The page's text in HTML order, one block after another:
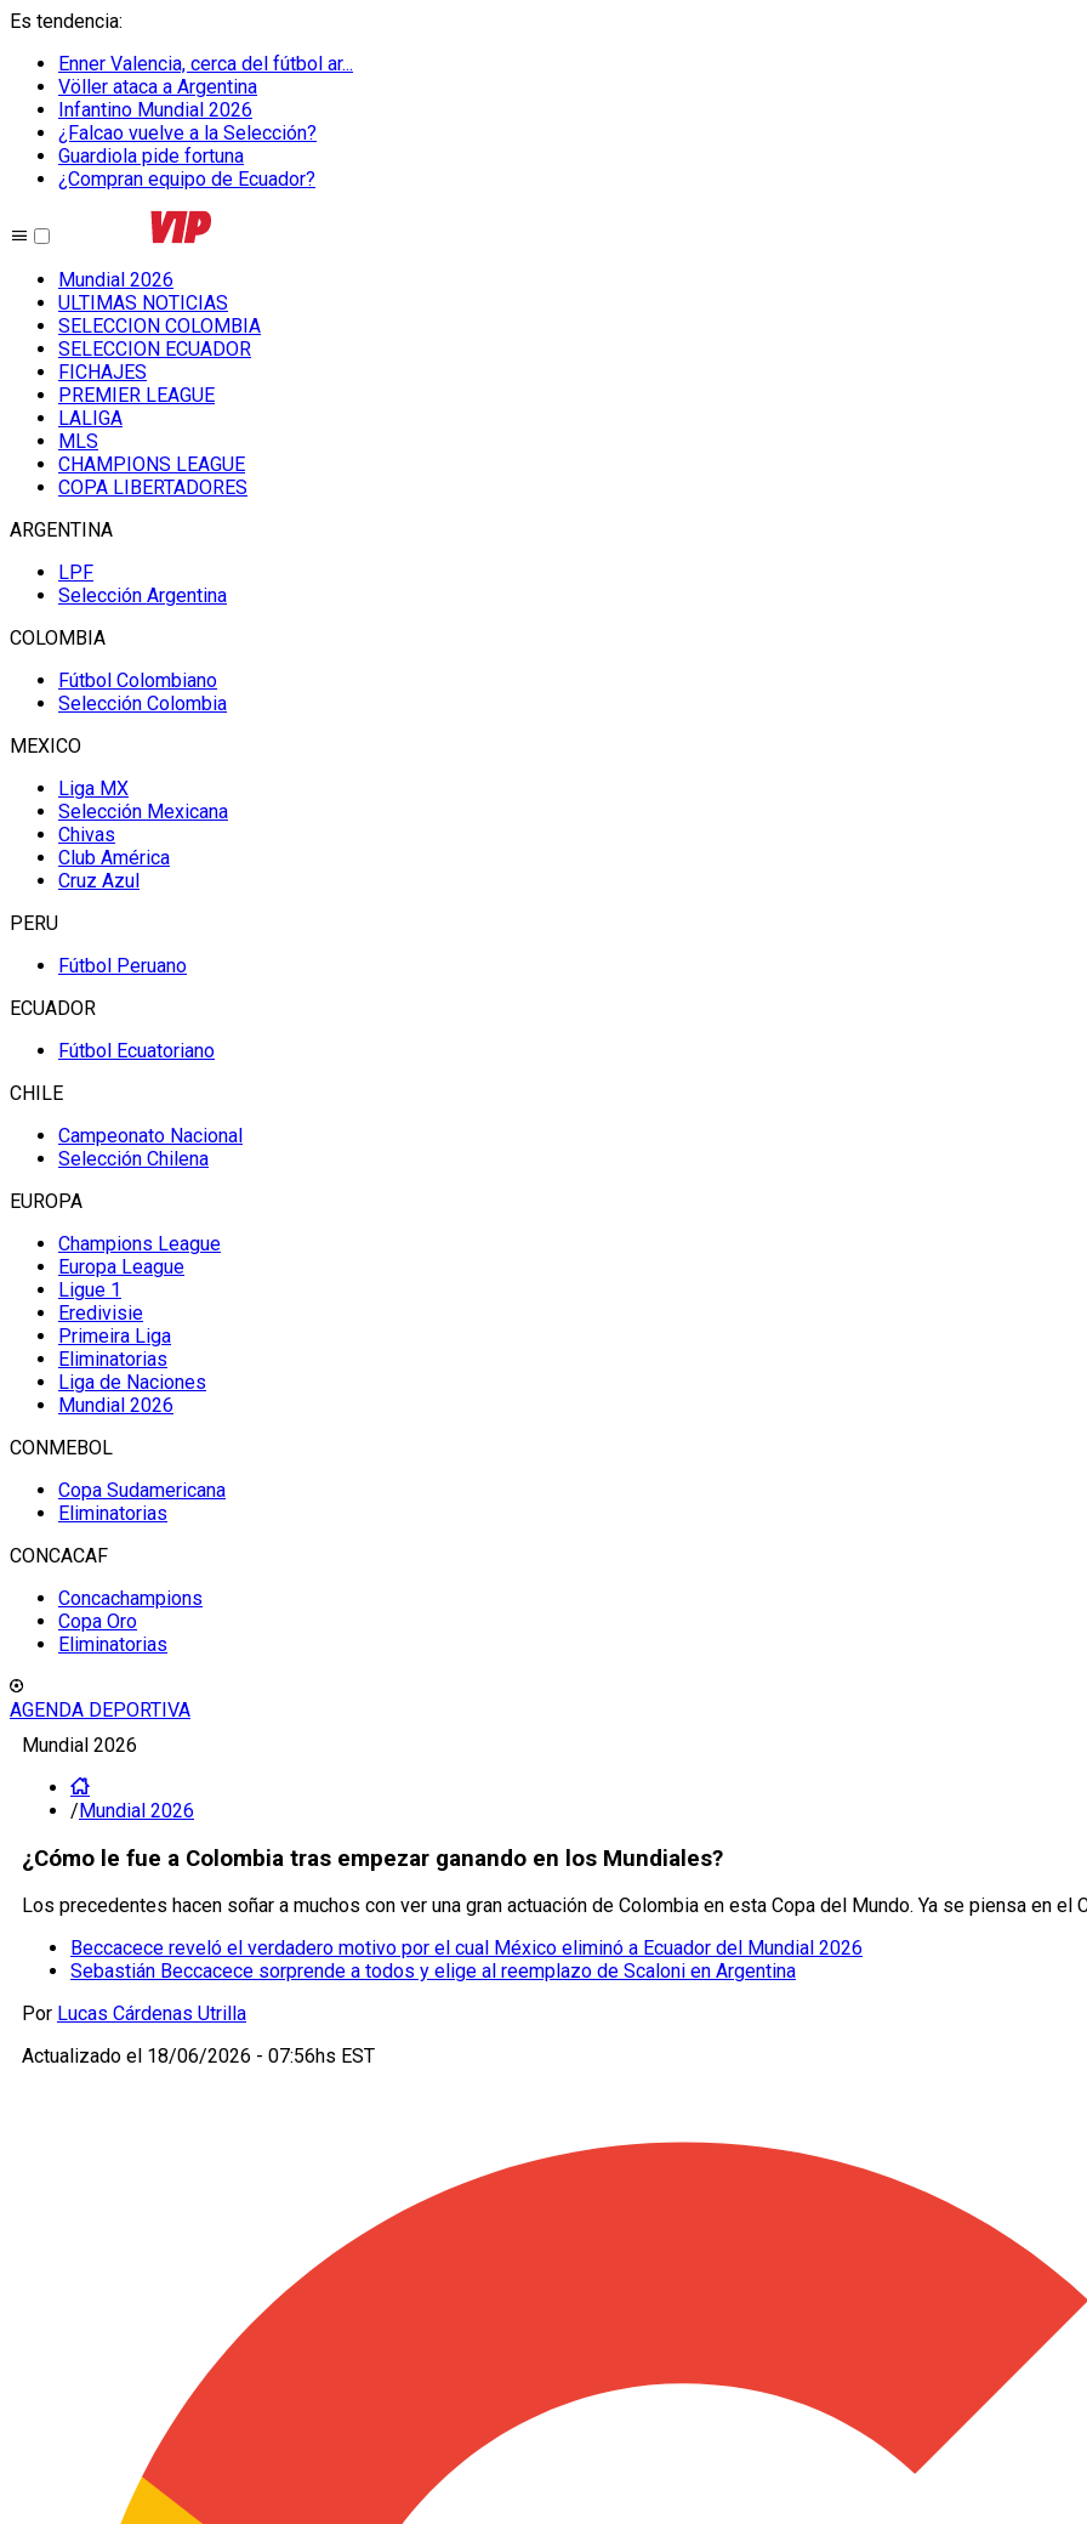
Es tendencia:
Enner Valencia, cerca del fútbol ar...
Völler ataca a Argentina
Infantino Mundial 2026
¿Falcao vuelve a la Selección?
Guardiola pide fortuna
¿Compran equipo de Ecuador?
Mundial 2026
ULTIMAS NOTICIAS
SELECCION COLOMBIA
SELECCION ECUADOR
FICHAJES
PREMIER LEAGUE
LALIGA
MLS
CHAMPIONS LEAGUE
COPA LIBERTADORES
ARGENTINA
LPF
Selección Argentina
COLOMBIA
Fútbol Colombiano
Selección Colombia
MEXICO
Liga MX
Selección Mexicana
Chivas
Club América
Cruz Azul
PERU
Fútbol Peruano
ECUADOR
Fútbol Ecuatoriano
CHILE
Campeonato Nacional
Selección Chilena
EUROPA
Champions League
Europa League
Ligue 1
Eredivisie
Primeira Liga
Eliminatorias
Liga de Naciones
Mundial 2026
CONMEBOL
Copa Sudamericana
Eliminatorias
CONCACAF
Concachampions
Copa Oro
Eliminatorias
AGENDA DEPORTIVA
Mundial 2026
/Mundial 2026
¿Cómo le fue a Colombia tras empezar ganando en los Mundiales?
Los precedentes hacen soñar a muchos con ver una gran actuación de Colombia en esta Copa del Mundo. Ya se piensa en el
Beccacece reveló el verdadero motivo por el cual México eliminó a Ecuador del Mundial 2026
Sebastián Beccacece sorprende a todos y elige al reemplazo de Scaloni en Argentina
Por Lucas Cárdenas Utrilla
Actualizado el 18/06/2026 - 07:56hs EST